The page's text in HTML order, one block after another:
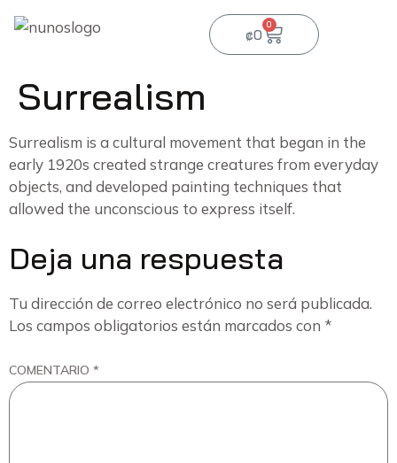
₡0
0
Surrealism
Surrealism is a cultural movement that began in the
early 1920s created strange creatures from everyday
objects, and developed painting techniques that
allowed the unconscious to express itself.
Deja una respuesta
Tu dirección de correo electrónico no será publicada.
Los campos obligatorios están marcados con *
COMENTARIO *